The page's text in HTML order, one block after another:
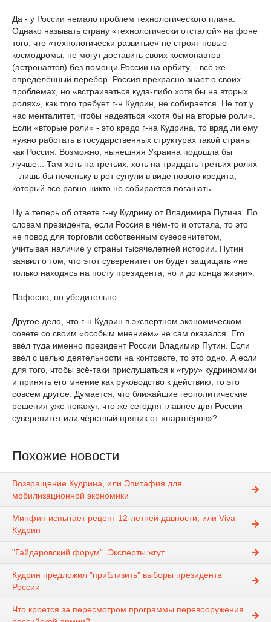
Да - у России немало проблем технологического плана.
Однако называть страну «технологически отсталой» на фоне
того, что «технологически развитые» не строят новые
космодромы, не могут доставить своих космонавтов
(астронавтов) без помощи России на орбиту, - всё же
определённый перебор. Россия прекрасно знает о своих
проблемах, но «встраиваться куда-либо хотя бы на вторых
ролях», как того требует г-н Кудрин, не собирается. Не тот у
нас менталитет, чтобы надеяться «хотя бы на вторые роли».
Если «вторые роли» - это кредо г-на Кудрина, то вряд ли ему
нужно работать в государственных структурах такой страны
как Россия. Возможно, нынешняя Украина подошла бы
лучше... Там хоть на третьих, хоть на тридцать третьих ролях
– лишь бы печеньку в рот сунули в виде нового кредита,
который всё равно никто не собирается погашать...
Ну а теперь об ответе г-ну Кудрину от Владимира Путина. По
словам президента, если Россия в чём-то и отстала, то это
не повод для торговли собственным суверенитетом,
учитывая наличие у страны тысячелетней истории. Путин
заявил о том, что этот суверенитет он будет защищать «не
только находясь на посту президента, но и до конца жизни».
Пафосно, но убедительно.
Другое дело, что г-н Кудрин в экспертном экономическом
совете со своим «особым мнением» не сам оказался. Его
ввёл туда именно президент России Владимир Путин. Если
ввёл с целью деятельности на контрасте, то это одно. А если
для того, чтобы всё-таки прислушаться к «гуру» кудриномики
и принять его мнение как руководство к действию, то это
совсем другое. Думается, что ближайшие геополитические
решения уже покажут, что же сегодня главнее для России –
суверенитет или чёрствый пряник от «партнёров»?..
Похожие новости
Возвращение Кудрина, или Эпитафия для
мобилизационной экономики
Минфин испытает рецепт 12-летней давности, или Viva
Кудрин
"Гайдаровский форум". Эксперты жгут...
Кудрин предложил "приблизить" выборы президента
России
Что кроется за пересмотром программы перевооружения